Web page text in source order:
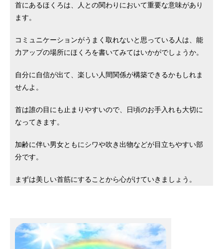
首にあるほくろは、人との関わりにおいて重要な意味があり
ます。
コミュニケーションがうまく取れないと思っている人は、能
力アップの場所にほくろを書いてみてはいかがでしょうか。
自分に自信が出て、楽しい人間関係が構築できるかもしれま
せんよ。
首は誰の目にも止まりやすいので、日頃のお手入れも大切に
なってきます。
加齢に伴い男女ともにシワや吹き出物などが目立ちやすい部
分です。
まずは美しい首筋にすることから心がけていきましょう。